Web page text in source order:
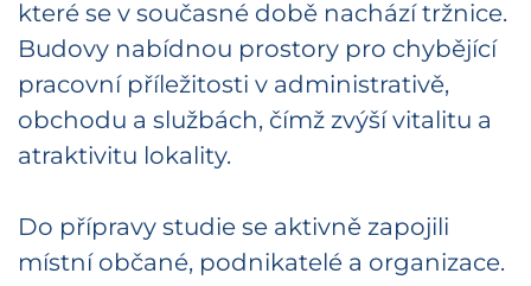
které se v současné době nachází tržnice.
Budovy nabídnou prostory pro chybějící
pracovní příležitosti v administrativě,
obchodu a službách, čímž zvýší vitalitu a
atraktivitu lokality.
Do přípravy studie se aktivně zapojili
místní občané, podnikatelé a organizace.